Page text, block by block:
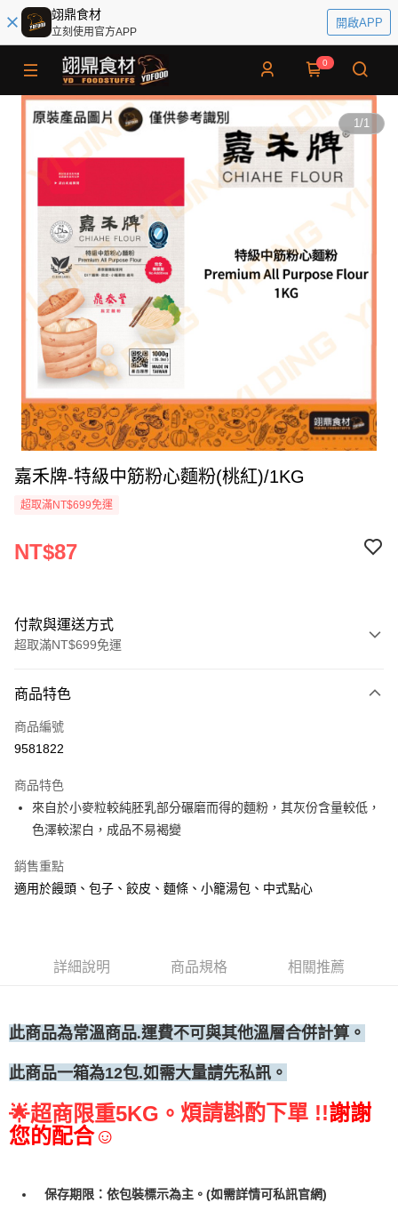
翊鼎食材
立刻使用官方APP
開啟APP
0
1/1
嘉禾牌-特級中筋粉心麵粉(桃紅)/1KG
超取滿NT$699免運
NT$87
付款與運送方式
超取滿NT$699免運
信用卡一次付款
Apple Pay
運送方式
• 付款後全家取貨
每筆NT$60，滿NT$699(含以上)免運費
• 付款後7-11取貨
每筆NT$60，滿NT$699(含以上)免運費
商品特色
商品編號
9581822
商品特色
來自於小麥粒較純胚乳部分碾磨而得的麵粉，其灰份含量較低，
色澤較潔白，成品不易褐變
銷售重點
適用於饅頭、包子、餃皮、麵條、小籠湯包、中式點心
詳細說明 商品規格 相關推薦
此商品為常溫商品.運費不可與其他溫層合併計算。
此商品一箱為12包.如需大量請先私訊。
🌟超商限重5KG。 煩請斟酌下單 !!謝謝
您的配合☺
保存期限：依包裝標示為主。(如需詳情可私訊官網)